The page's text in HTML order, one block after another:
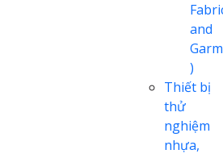
and
)
Thiết bị
thử
nghiệm
nhựa,